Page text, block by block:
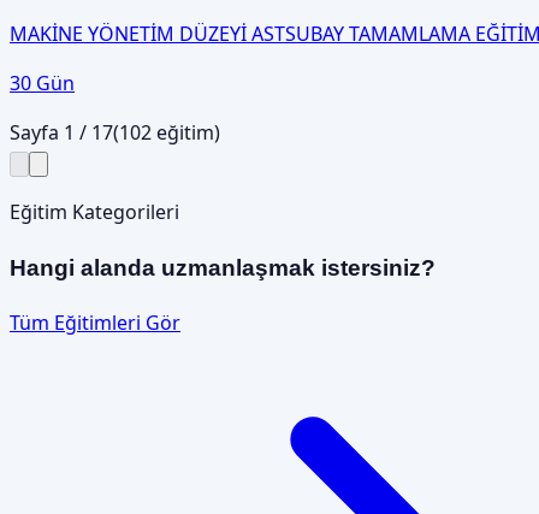
MAKİNE YÖNETİM DÜZEYİ ASTSUBAY TAMAMLAMA
30 Gün
Sayfa 1 / 17(102eğitim)
Eğitim Kategorileri
Hangi alanda uzmanlaşmak istersiniz?
Tüm Eğitimleri Gör